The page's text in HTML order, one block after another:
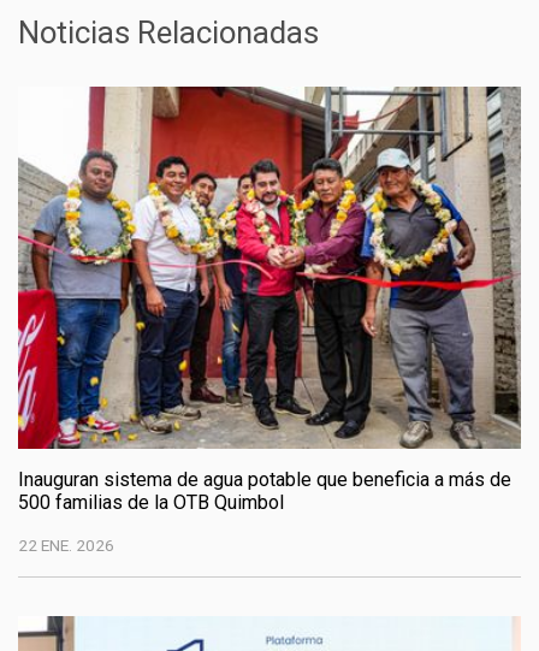
Noticias Relacionadas
Inauguran sistema de agua potable que beneficia a más de
500 familias de la OTB Quimbol
22 ENE. 2026